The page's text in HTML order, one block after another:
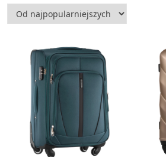
wnętrza, aby wybrać bagaż
podróżowania.